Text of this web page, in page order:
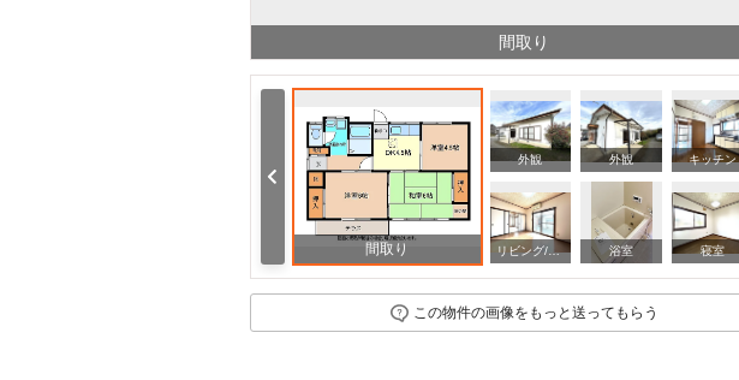
間取り
間取り
外観 外観 キッチン
リビング/ダイニング 浴室 寝室
この物件の画像をもっと送ってもらう